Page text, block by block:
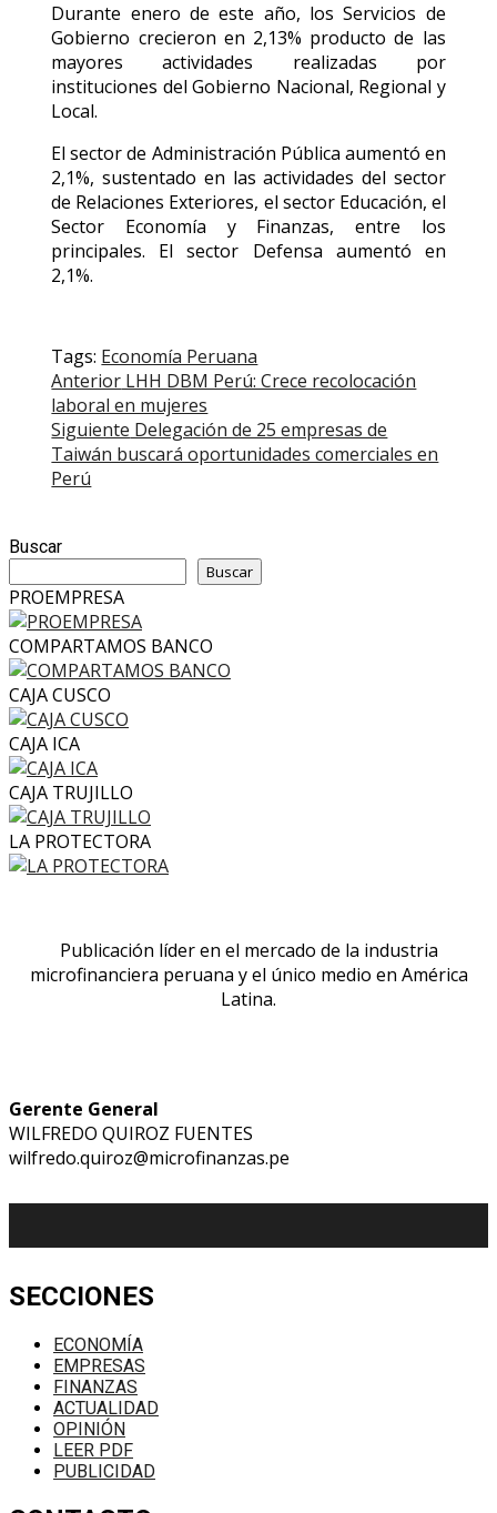
Durante enero de este año, los Servicios de
Gobierno crecieron en 2,13% producto de las
mayores actividades realizadas por
instituciones del Gobierno Nacional, Regional y
Local.
El sector de Administración Pública aumentó en
2,1%, sustentado en las actividades del sector
de Relaciones Exteriores, el sector Educación, el
Sector Economía y Finanzas, entre los
principales. El sector Defensa aumentó en
2,1%.
Tags: Economía Peruana
Post
navigation
Anterior LHH DBM Perú: Crece recolocación
laboral en mujeres
Siguiente Delegación de 25 empresas de
Taiwán buscará oportunidades comerciales en
Perú
Buscar
Buscar
PROEMPRESA
COMPARTAMOS BANCO
CAJA CUSCO
CAJA ICA
CAJA TRUJILLO
LA PROTECTORA
Publicación líder en el mercado de la industria
microfinanciera peruana y el único medio en América
Latina.
Gerente General
WILFREDO QUIROZ FUENTES
wilfredo.quiroz@microfinanzas.pe
SECCIONES
ECONOMÍA
EMPRESAS
FINANZAS
ACTUALIDAD
OPINIÓN
LEER PDF
PUBLICIDAD